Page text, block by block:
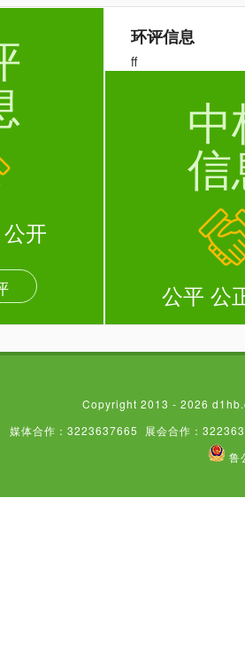
开
环评信息
ff
信
公平 公
更多
中标项目
Copyright 2013 - 2026
媒体合作：3223637665
展会合作：
鲁